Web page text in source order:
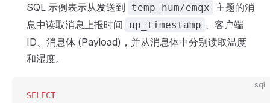
SQL 示例表示从发送到
temp_hum/emqx
主题的消
息中读取消息上报时间
up_timestamp
、客户端
ID、消息体 (Payload)，并从消息体中分别读取温度
和湿度。
sql
SELECT